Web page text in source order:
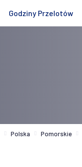
Godziny Przelotów
Polska Pomorskie